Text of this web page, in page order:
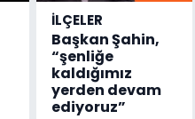
İLÇELER
Başkan Şahin,
“şenliğe
kaldığımız
yerden devam
ediyoruz”